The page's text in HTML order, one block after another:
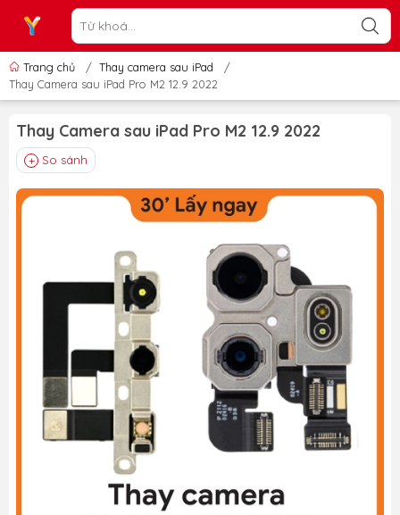
Trang chủ / Thay camera sau iPad
/
Thay Camera sau iPad Pro M2 12.9 2022
Thay Camera sau iPad Pro M2 12.9 2022
So sánh